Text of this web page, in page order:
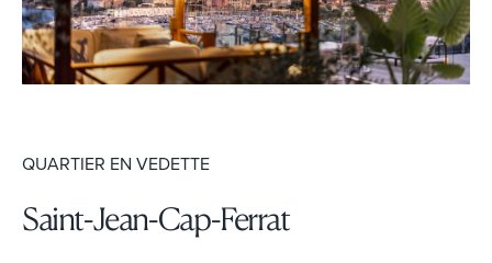
QUARTIER EN VEDETTE
Saint-Jean-Cap-Ferrat